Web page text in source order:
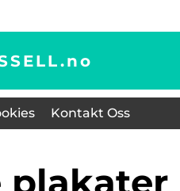
no
Kontakt Oss